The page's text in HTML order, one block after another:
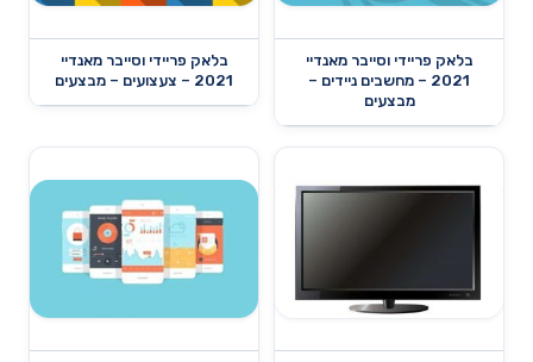
בלאק פריידי וסייבר מאנדיי
2021 – מחשבים ניידים –
מבצעים
בלאק פריידי וסייבר מאנדיי
2021 – צעצועים – מבצעים